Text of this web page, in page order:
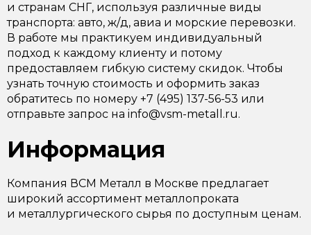
и странам СНГ, используя различные виды
транспорта: авто, ж/д, авиа и морские перевозки.
В работе мы практикуем индивидуальный
подход к каждому клиенту и потому
предоставляем гибкую систему скидок. Чтобы
узнать точную стоимость и оформить заказ
обратитесь по номеру +7 (495) 137-56-53 или
отправьте запрос на info@vsm-metall.ru.
Информация
Компания ВСМ Металл в Москве предлагает
широкий ассортимент металлопроката
и металлургического сырья по доступным ценам.